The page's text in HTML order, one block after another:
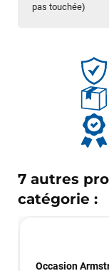
pas touchée)
7 autres
catégorie :
Occasion